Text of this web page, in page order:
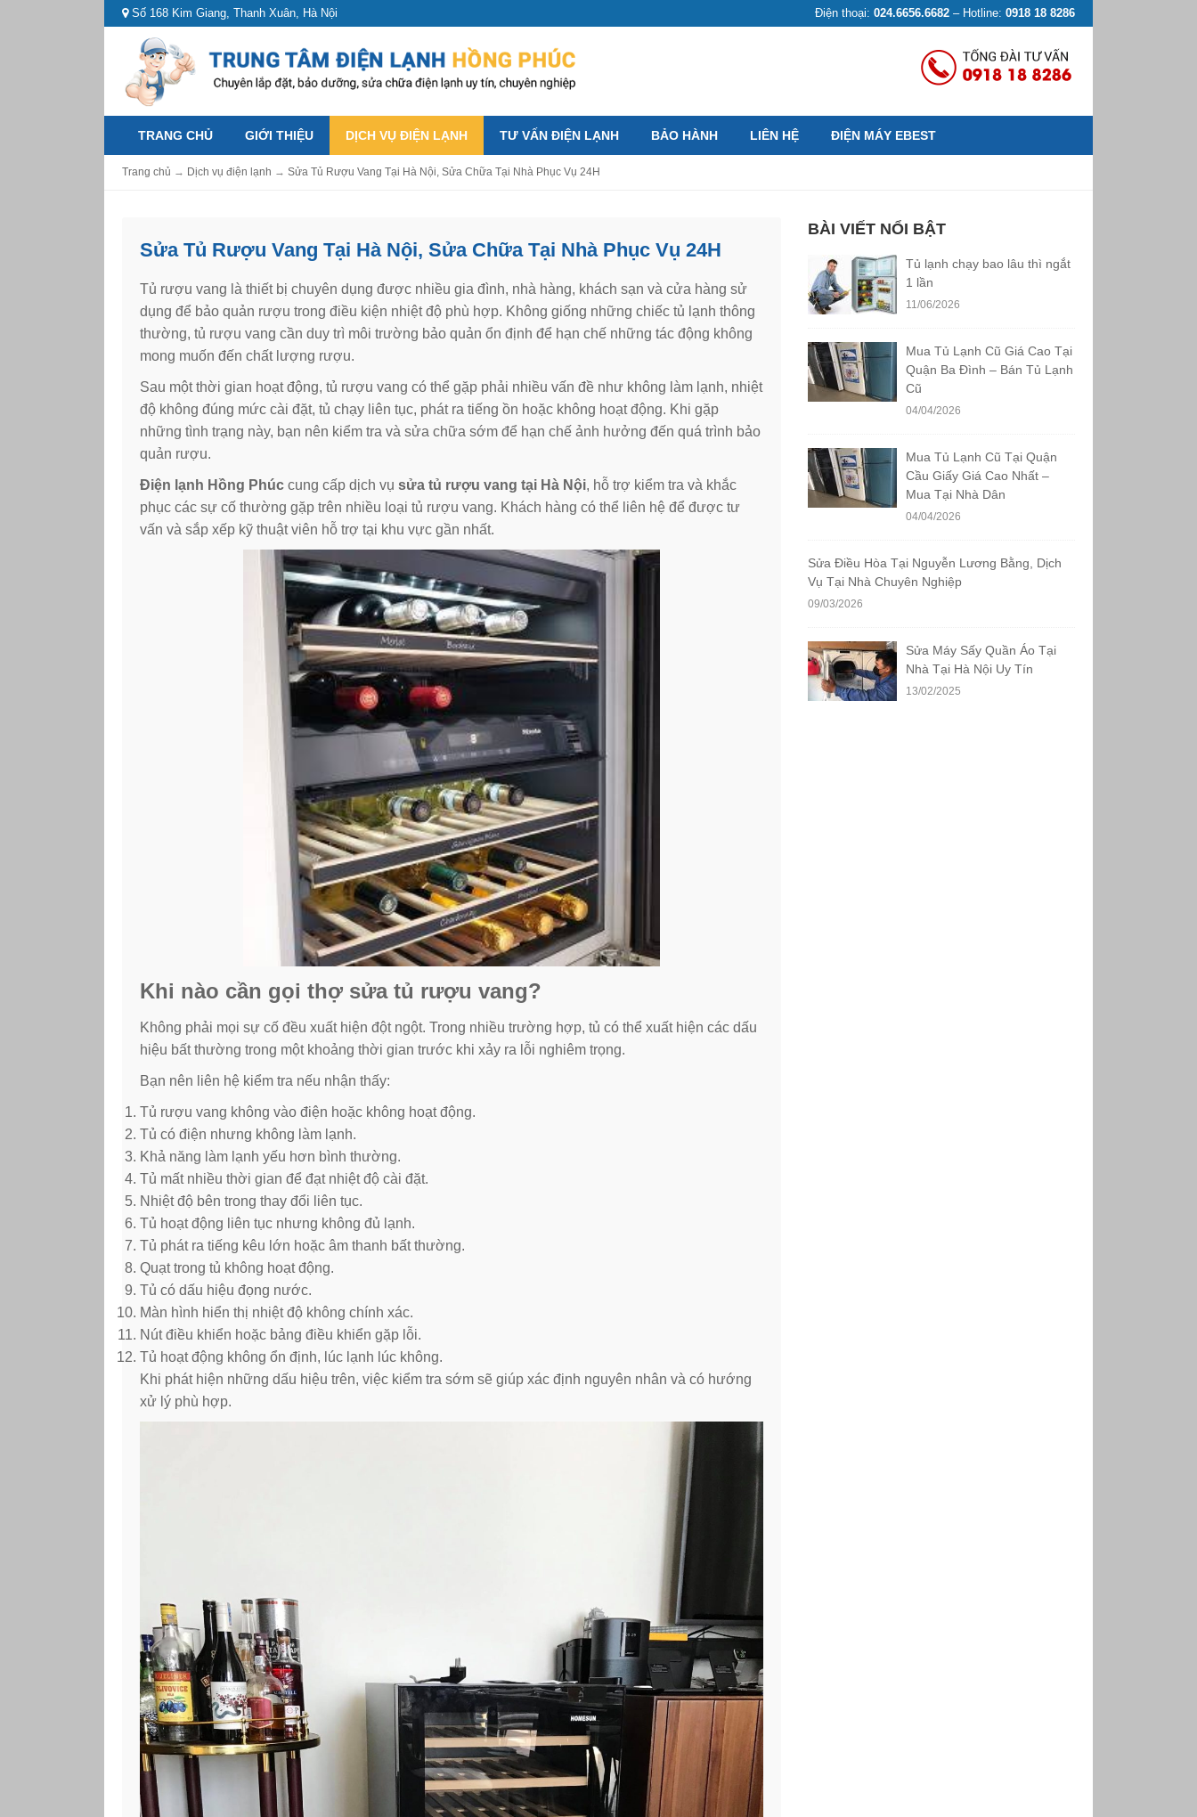
Số 168 Kim Giang, Thanh Xuân, Hà Nội Điện thoại: 024.6656.6682 – Hotline: 0918 18 8286
TRANG CHỦ GIỚI THIỆU DỊCH VỤ ĐIỆN LẠNH TƯ VẤN ĐIỆN LẠNH BẢO HÀNH LIÊN HỆ ĐIỆN MÁY EBEST
Trang chủ → Dịch vụ điện lạnh → Sửa Tủ Rượu Vang Tại Hà Nội, Sửa Chữa Tại Nhà Phục Vụ 24H
Sửa Tủ Rượu Vang Tại Hà Nội, Sửa Chữa Tại Nhà Phục Vụ 24H
Tủ rượu vang là thiết bị chuyên dụng được nhiều gia đình, nhà hàng, khách sạn và cửa hàng sử
dụng để bảo quản rượu trong điều kiện nhiệt độ phù hợp. Không giống những chiếc tủ lạnh thông
thường, tủ rượu vang cần duy trì môi trường bảo quản ổn định để hạn chế những tác động không
mong muốn đến chất lượng rượu.
Sau một thời gian hoạt động, tủ rượu vang có thể gặp phải nhiều vấn đề như không làm lạnh, nhiệt
độ không đúng mức cài đặt, tủ chạy liên tục, phát ra tiếng ồn hoặc không hoạt động. Khi gặp
những tình trạng này, bạn nên kiểm tra và sửa chữa sớm để hạn chế ảnh hưởng đến quá trình bảo
quản rượu.
Điện lạnh Hồng Phúc cung cấp dịch vụ sửa tủ rượu vang tại Hà Nội, hỗ trợ kiểm tra và khắc
phục các sự cố thường gặp trên nhiều loại tủ rượu vang. Khách hàng có thể liên hệ để được tư
vấn và sắp xếp kỹ thuật viên hỗ trợ tại khu vực gần nhất.
Khi nào cần gọi thợ sửa tủ rượu vang?
Không phải mọi sự cố đều xuất hiện đột ngột. Trong nhiều trường hợp, tủ có thể xuất hiện các dấu
hiệu bất thường trong một khoảng thời gian trước khi xảy ra lỗi nghiêm trọng.
Bạn nên liên hệ kiểm tra nếu nhận thấy:
Tủ rượu vang không vào điện hoặc không hoạt động.
Tủ có điện nhưng không làm lạnh.
Khả năng làm lạnh yếu hơn bình thường.
Tủ mất nhiều thời gian để đạt nhiệt độ cài đặt.
Nhiệt độ bên trong thay đổi liên tục.
Tủ hoạt động liên tục nhưng không đủ lạnh.
Tủ phát ra tiếng kêu lớn hoặc âm thanh bất thường.
Quạt trong tủ không hoạt động.
Tủ có dấu hiệu đọng nước.
Màn hình hiển thị nhiệt độ không chính xác.
Nút điều khiển hoặc bảng điều khiển gặp lỗi.
Tủ hoạt động không ổn định, lúc lạnh lúc không.
Khi phát hiện những dấu hiệu trên, việc kiểm tra sớm sẽ giúp xác định nguyên nhân và có hướng
xử lý phù hợp.
BÀI VIẾT NỔI BẬT
Tủ lạnh chạy bao lâu thì ngắt
1 lần
11/06/2026
Mua Tủ Lạnh Cũ Giá Cao Tại
Quận Ba Đình – Bán Tủ Lạnh
Cũ
04/04/2026
Mua Tủ Lạnh Cũ Tại Quận
Cầu Giấy Giá Cao Nhất –
Mua Tại Nhà Dân
04/04/2026
Sửa Điều Hòa Tại Nguyễn Lương Bằng, Dịch
Vụ Tại Nhà Chuyên Nghiệp
09/03/2026
Sửa Máy Sấy Quần Áo Tại
Nhà Tại Hà Nội Uy Tín
13/02/2025